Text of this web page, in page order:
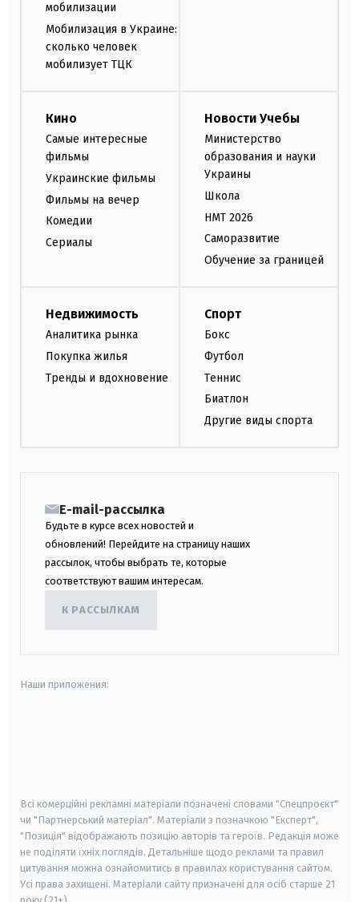
мобилизации
Мобилизация в Украине:
сколько человек
мобилизует ТЦК
Кино
Самые интересные
фильмы
Украинские фильмы
Фильмы на вечер
Комедии
Сериалы
Новости Учебы
Министерство
образования и науки
Украины
Школа
НМТ 2026
Саморазвитие
Обучение за границей
Недвижимость
Аналитика рынка
Покупка жилья
Тренды и вдохновение
Спорт
Бокс
Футбол
Теннис
Биатлон
Другие виды спорта
E-mail-рассылка
Будьте в курсе всех новостей и
обновлений! Перейдите на страницу наших
рассылок, чтобы выбрать те, которые
соответствуют вашим интересам.
К РАССЫЛКАМ
Наши приложения:
Всі комерційні рекламні матеріали позначені словами "Спецпроєкт"
чи "Партнерський матеріал". Матеріали з позначкою "Експерт",
"Позиція" відображають позицію авторів та героїв. Редакція може
не поділяти їхніх поглядів. Детальніше щодо реклами та правил
цитування можна ознайомитись в правилах користування сайтом.
Усі права захищені. Матеріали сайту призначені для осіб старше 21